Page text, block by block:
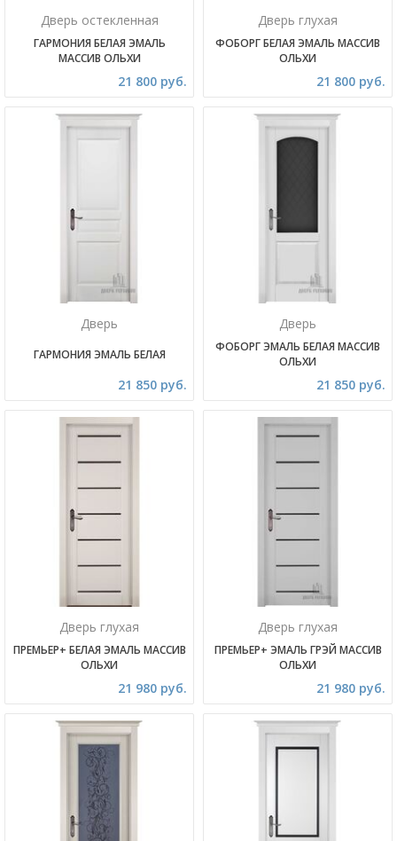
Дверь остекленная
ГАРМОНИЯ БЕЛАЯ ЭМАЛЬ
МАССИВ ОЛЬХИ
21 800 руб.
Дверь глухая
ФОБОРГ БЕЛАЯ ЭМАЛЬ МАССИВ
ОЛЬХИ
21 800 руб.
Дверь
ГАРМОНИЯ ЭМАЛЬ БЕЛАЯ
21 850 руб.
Дверь
ФОБОРГ ЭМАЛЬ БЕЛАЯ МАССИВ
ОЛЬХИ
21 850 руб.
Дверь глухая
ПРЕМЬЕР+ БЕЛАЯ ЭМАЛЬ МАССИВ
ОЛЬХИ
21 980 руб.
Дверь глухая
ПРЕМЬЕР+ ЭМАЛЬ ГРЭЙ МАССИВ
ОЛЬХИ
21 980 руб.